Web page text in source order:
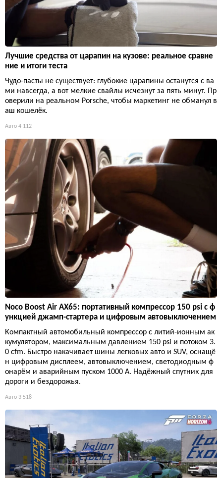
Лучшие средства от царапин на кузове: реальное сравне
ние и итоги теста
Чудо-пасты не существует: глубокие царапины останутся с ва
ми навсегда, а вот мелкие свайлы исчезнут за пять минут. Пр
оверили на реальном Porsche, чтобы маркетинг не обманул в
аш кошелёк.
Авто 4 112
Noco Boost Air AX65: портативный компрессор 150 psi с ф
ункцией джамп-стартера и цифровым автовыключением
Компактный автомобильный компрессор с литий-ионным ак
кумулятором, максимальным давлением 150 psi и потоком 3.
0 cfm. Быстро накачивает шины легковых авто и SUV, оснащё
н цифровым дисплеем, автовыключением, светодиодным ф
онарём и аварийным пуском 1000 А. Надёжный спутник для
дороги и бездорожья.
Авто 3 518